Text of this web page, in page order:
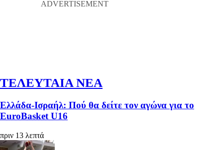
ΤΕΛΕΥΤΑΙΑ ΝΕΑ
Ελλάδα-Ισραήλ: Πού θα δείτε τον αγώνα για το
EuroBasket U16
πριν 13 λεπτά